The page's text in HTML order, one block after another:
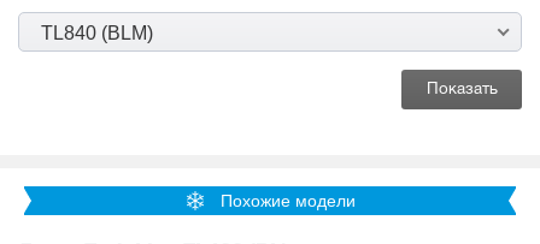
TL840 (BLM)
Похожие модели